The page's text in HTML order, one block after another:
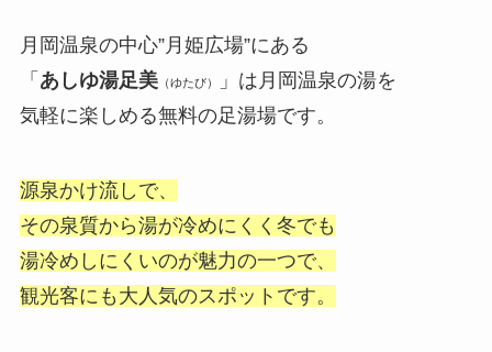
月岡温泉の中心”月姫広場”にある
「 あしゆ湯足美（ゆたび）
」は月岡温泉の湯を
気軽に楽しめる無料の足湯場です。
源泉かけ流しで、
その泉質から湯が冷めにくく冬でも
湯冷めしにくいのが魅力の一つで、
観光客にも大人気のスポットです。